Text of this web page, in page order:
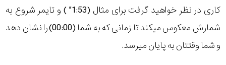
کاری در نظر خواهید گرفت برای مثال (1:53” ) و تایمر شروع به
شمارش معکوس میکند تا زمانی که به شما (00:00) را نشان دهد
و شما وقتتان به پایان میرسد.